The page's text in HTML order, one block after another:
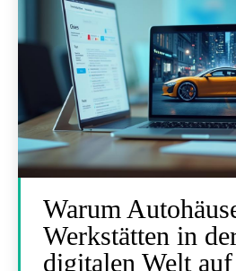
Warum
Werkstätten in
digitalen Welt auf